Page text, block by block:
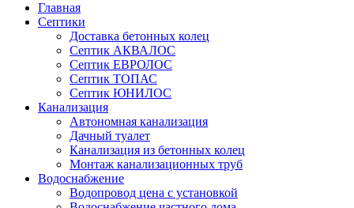
Главная
Септики
Доставка бетонных колец
Септик АКВАЛОС
Септик ЕВРОЛОС
Септик ТОПАС
Септик ЮНИЛОС
Канализация
Автономная канализация
Дачный туалет
Канализация из бетонных колец
Монтаж канализационных труб
Водоснабжение
Водопровод цена с установкой